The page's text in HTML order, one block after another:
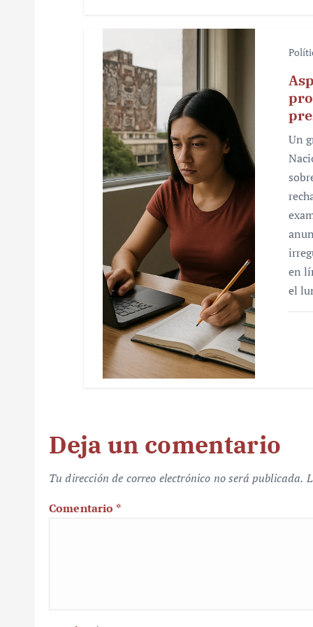
Un
en
el
Deja un comentario
Tu dirección de correo electrónico no será publicada.
Comentario *